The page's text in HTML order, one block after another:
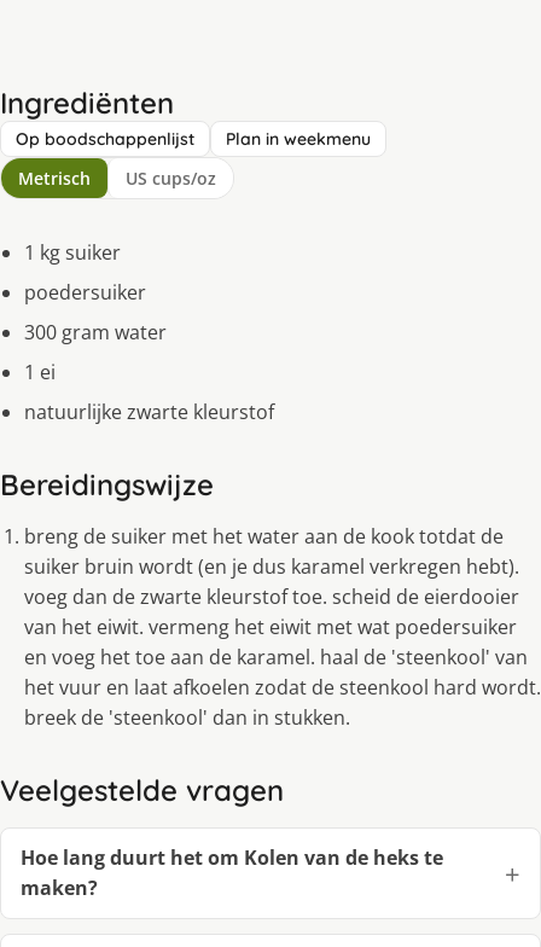
Ingrediënten
Op boodschappenlijst Plan in weekmenu
Metrisch US cups/oz
1 kg suiker
poedersuiker
300 gram water
1 ei
natuurlijke zwarte kleurstof
Bereidingswijze
breng de suiker met het water aan de kook totdat de
suiker bruin wordt (en je dus karamel verkregen hebt).
voeg dan de zwarte kleurstof toe. scheid de eierdooier
van het eiwit. vermeng het eiwit met wat poedersuiker
en voeg het toe aan de karamel. haal de 'steenkool' van
het vuur en laat afkoelen zodat de steenkool hard wordt.
breek de 'steenkool' dan in stukken.
Veelgestelde vragen
Hoe lang duurt het om Kolen van de heks te
maken?